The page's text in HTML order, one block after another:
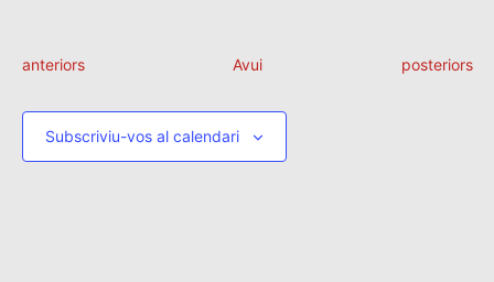
E
d
v
anteriors Avui
E
posteriors
Subscriviu-vos al calendari